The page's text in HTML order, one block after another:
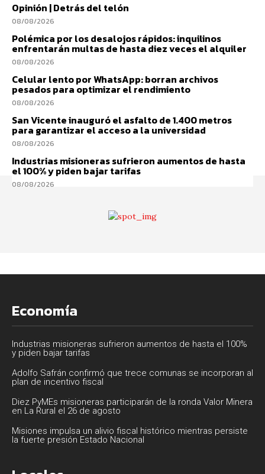
Opinión | Detrás del telón
08/08/2026
Polémica por los desalojos rápidos: inquilinos
enfrentarán multas de hasta diez veces el alquiler
08/08/2026
Celular lento por WhatsApp: borran archivos
pesados para optimizar el rendimiento
08/08/2026
San Vicente inauguró el asfalto de 1.400 metros
para garantizar el acceso a la universidad
08/08/2026
Industrias misioneras sufrieron aumentos de hasta
el 100% y piden bajar tarifas
08/08/2026
Economía
Industrias misioneras sufrieron aumentos de hasta el 100%
y piden bajar tarifas
Adolfo Safrán confirmó que trece comunas se incorporan al
plan de incentivo fiscal
Diez PyMEs misioneras participarán de la ronda Valor Minera
en La Rural el 26 de agosto
Misiones impulsa un alivio fiscal histórico mientras persiste
la fuerte presión Estado Nacional